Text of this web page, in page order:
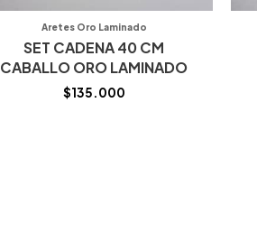
Aretes Oro Laminado
SET CADENA 40 CM
CABALLO ORO LAMINADO
$135.000